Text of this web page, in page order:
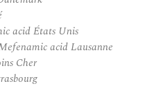
acid États Unis
acid Lausanne
Cher